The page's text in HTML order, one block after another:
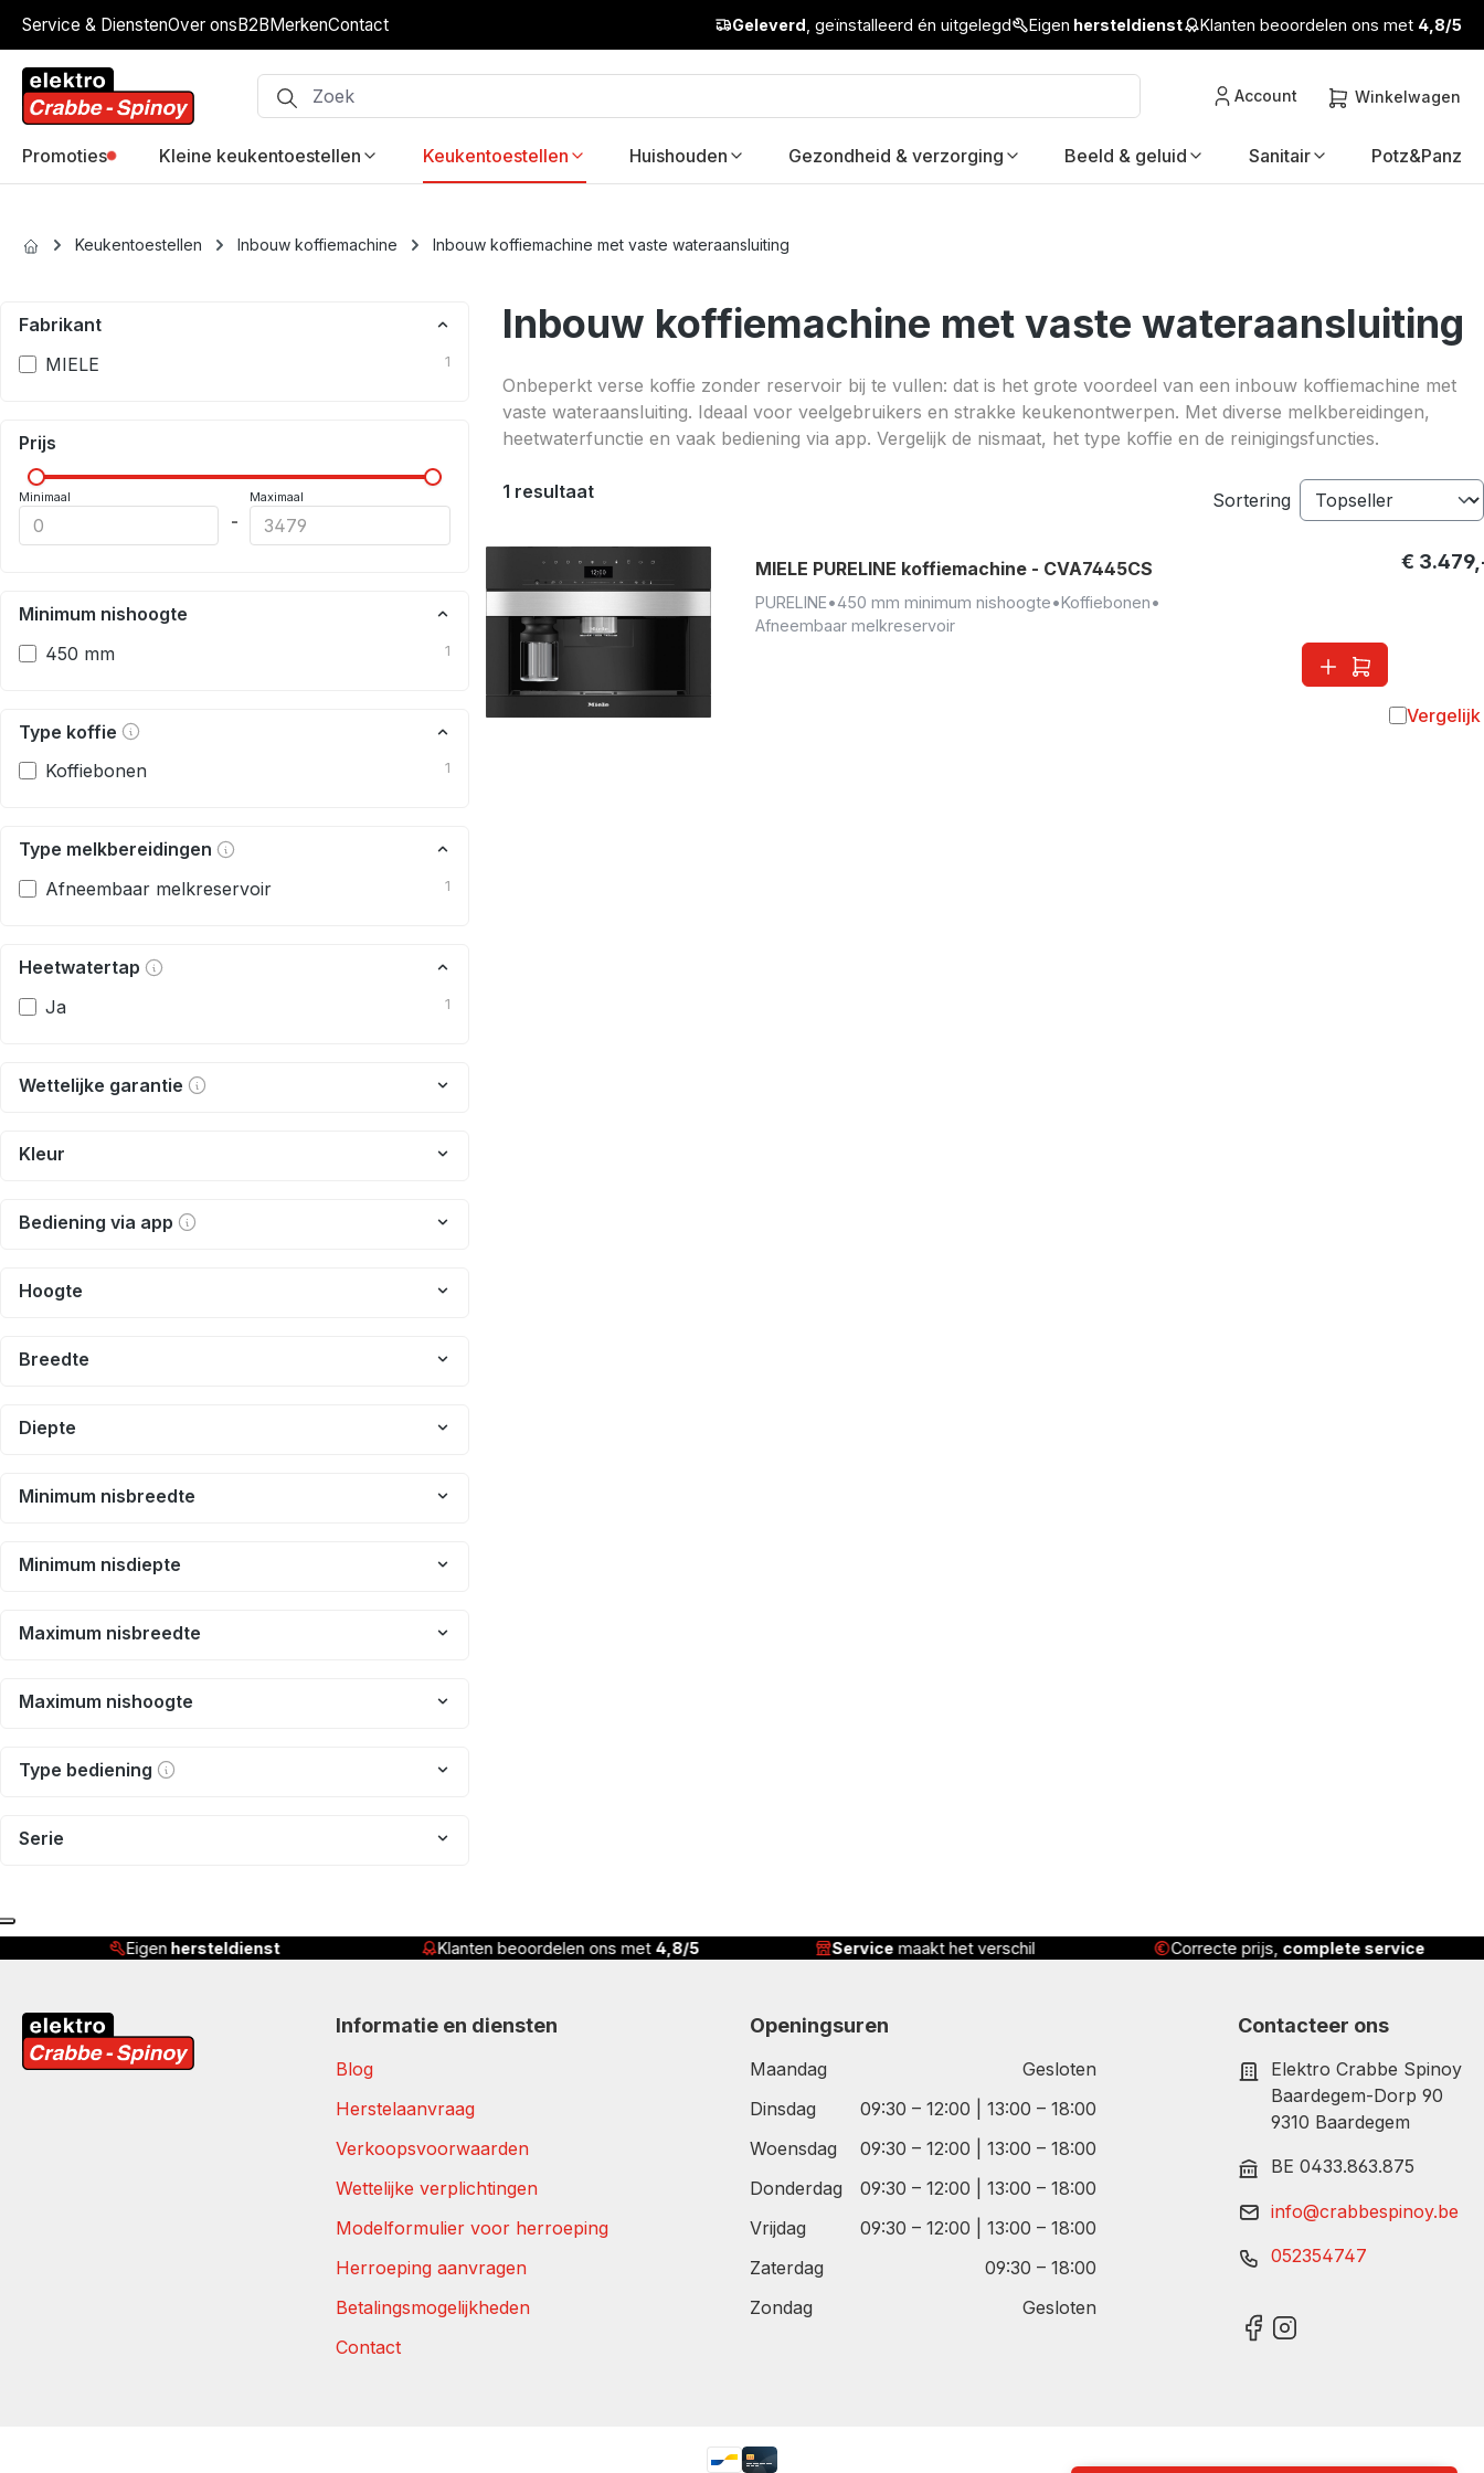
to main content
Skip to search
Skip to main navigation
Service & DienstenOver onsB2BMerkenContact Geleverd , geïnstalleerd én uitgelegd Eigen hersteldienst Klanten beoordelen ons met 4,8/5
Account Winkelwagen
Promoties Kleine keukentoestellen Keukentoestellen Huishouden Gezondheid & verzorging Beeld & geluid Sanitair Potz&Panz
Keukentoestellen Inbouw koffiemachine Inbouw koffiemachine met vaste wateraansluiting
Fabrikant
MIELE
1
Prijs
Minimaal
-
Maximaal
Minimum nishoogte
450 mm
1
Type koffie
Koffiebonen
1
Type melkbereidingen
Afneembaar melkreservoir
1
Heetwatertap
Ja
1
Wettelijke garantie
Kleur
Bediening via app
Hoogte
Breedte
Diepte
Minimum nisbreedte
Minimum nisdiepte
Maximum nisbreedte
Maximum nishoogte
Type bediening
Serie
Inbouw koffiemachine met vaste wateraansluiting
Onbeperkt verse koffie zonder reservoir bij te vullen: dat is het grote voordeel van een inbouw koffiemachine met
vaste wateraansluiting. Ideaal voor veelgebruikers en strakke keukenontwerpen. Met diverse melkbereidingen,
heetwaterfunctie en vaak bediening via app. Vergelijk de nismaat, het type koffie en de reinigingsfuncties.
1 resultaat Sortering
MIELE PURELINE koffiemachine - CVA7445CS
PURELINE•450 mm minimum nishoogte•Koffiebonen•
Afneembaar melkreservoir
€
Vergelijk
Eigen hersteldienst Klanten beoordelen ons met 4,8/5 Service maakt het verschil Correcte prijs, complete service
Informatie en diensten
Blog
Herstelaanvraag
Verkoopsvoorwaarden
Wettelijke verplichtingen
Modelformulier voor herroeping
Herroeping aanvragen
Betalingsmogelijkheden
Contact
Openingsuren
Maandag
Gesloten
Dinsdag
09:30 – 12:00 | 13:00 – 18:00
Woensdag
09:30 – 12:00 | 13:00 – 18:00
Donderdag
09:30 – 12:00 | 13:00 – 18:00
Vrijdag
09:30 – 12:00 | 13:00 – 18:00
Zaterdag
09:30 – 18:00
Zondag
Gesloten
Contacteer ons
Elektro Crabbe Spinoy
Baardegem-Dorp 90
9310 Baardegem
BE 0433.863.875
info@crabbespinoy.be
052354747